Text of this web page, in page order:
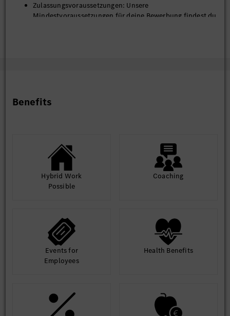
Zulassungsvoraussetzungen: Unsere
Mindestvoraussetzungen für deine Bewerbung findest du
beachten: Mindestens 2 Dokumente, Dateibezeichnung max. 20
Zeichen, Datenmenge insgesamt max. 6 MB Wir freuen uns
Benefits
Hybrid Work
Possible
Coaching
Events for
Employees
Health Benefits